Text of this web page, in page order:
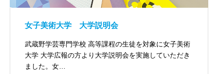
女子美術大学 大学説明会
武蔵野学芸専門学校 高等課程の生徒を対象に女子美術
大学 大学広報の方より大学説明会を実施していただき
ました。女…